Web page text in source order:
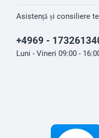
Asistență și consiliere
+4969 -
Luni - Vineri 09:00 -